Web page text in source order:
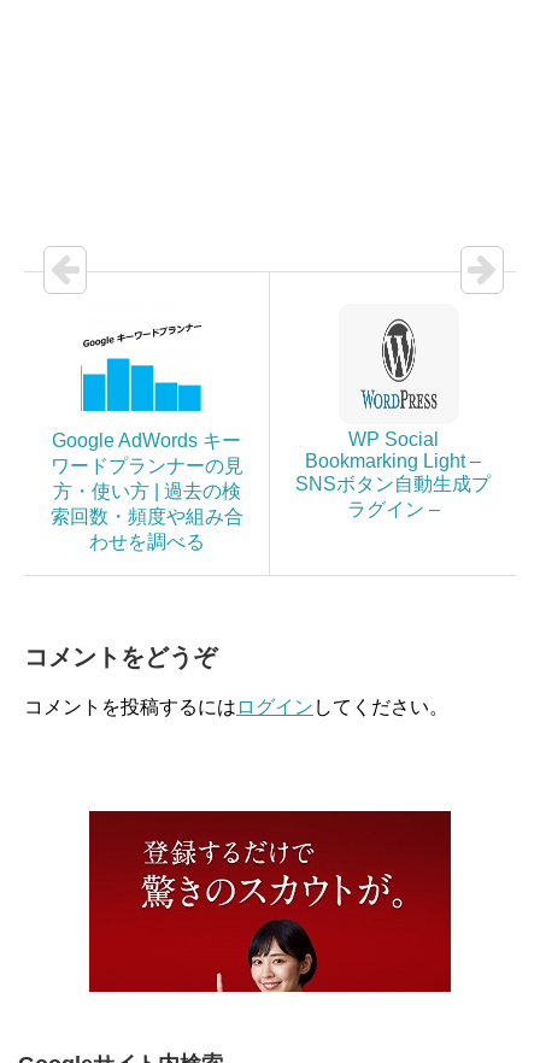
Google AdWords キー
ワードプランナーの見
方・使い方 | 過去の検
索回数・頻度や組み合
わせを調べる
WP Social
Bookmarking Light –
SNSボタン自動生成プ
ラグイン –
コメントをどうぞ
コメントを投稿するには ログイン してください。